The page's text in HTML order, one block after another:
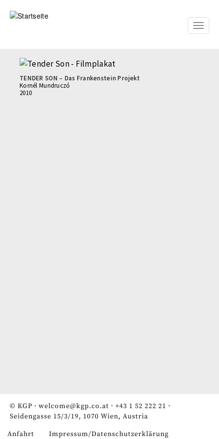
zum
Toggle
TENDER SON – Das Frankenstein Projekt
Kornél Mundruczó
2010
© KGP · welcome@kgp.co.at · +43 1 52 222 21 ·
Seidengasse 15/3/19, 1070 Wien, Austria
Anfahrt Impressum/Datenschutzerklärung